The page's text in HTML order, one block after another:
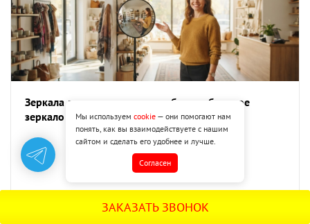
ЗАКАЗАТЬ ЗВОНОК
Зеркала для магазина: как выбрать обзорное
зеркало и рассчитать нужное количество
Мы используем cookie — они помогают нам
понять, как вы взаимодействуете с нашим
сайтом и сделать его удобнее и лучше.
Cогласен